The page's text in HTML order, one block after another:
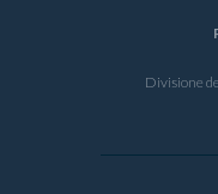
Divisione